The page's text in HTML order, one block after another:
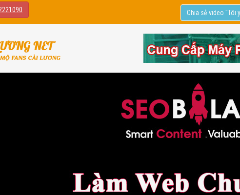
Chia sẻ video "Tôi